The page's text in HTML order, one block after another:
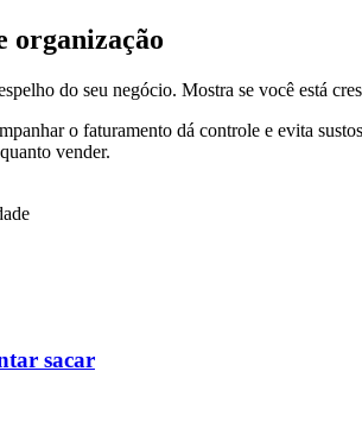
organização
do seu negócio. Mostra se você está
o faturamento dá controle e evita
vender.
sacar